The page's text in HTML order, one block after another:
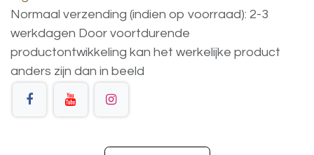
Normaal verzending (indien op voorraad): 2-3
werkdagen Door voortdurende
productontwikkeling kan het werkelijke product
anders zijn dan in beeld